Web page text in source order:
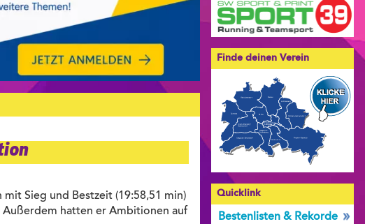
Sieg und Bestzeit (19:58,51 min)
hatten er Ambitionen auf
Finde deinen Verein
Quicklink
Bestenlisten & Rekorde